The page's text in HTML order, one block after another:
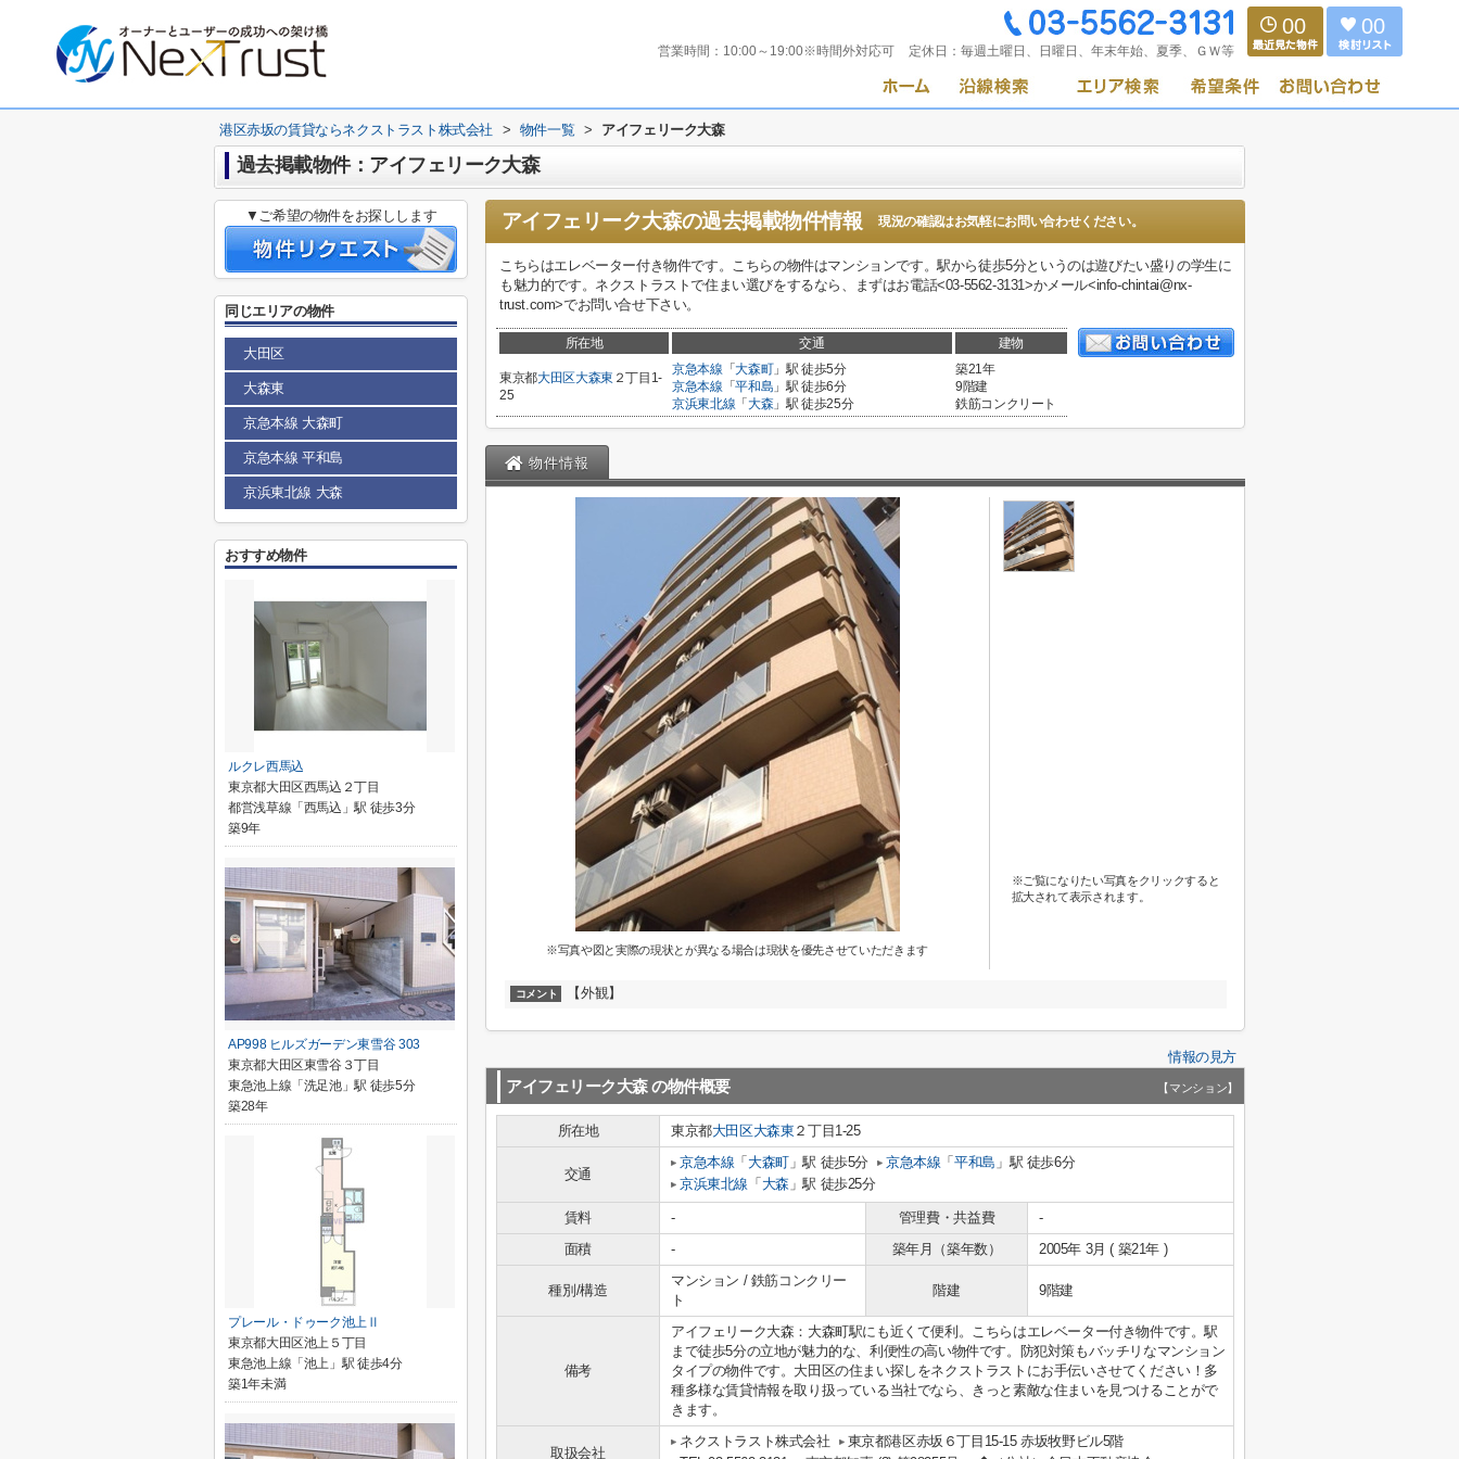
営業時間： 10:00～19:00※時間外対応可 定休日： 毎週土曜日、日曜日、年末年始、夏季、ＧＷ等
00 00
港区赤坂の賃貸ならネクストラスト株式会社 > 物件一覧 > アイフェリーク大森
過去掲載物件：アイフェリーク大森
アイフェリーク大森の過去掲載物件情報 現況の確認はお気軽にお問い合わせください。
こちらはエレベーター付き物件です。こちらの物件はマンションです。駅から徒歩5分というのは遊びたい盛りの学生に
も魅力的です。ネクストラストで住まい選びをするなら、まずはお電話<03-5562-3131>かメール<info-chintai@nx-
trust.com>でお問い合せ下さい。
所在地 交通 建物
東京都大田区大森東 ２丁目1-
25
京急本線 「大森町」駅 徒歩5分
京急本線 「平和島 」駅 徒歩6分
京浜東北線 「 大森」駅 徒歩25分
築21年
9階建
鉄筋コンクリート
物件情報
※写真や図と実際の現状とが異なる場合は現状を優先させていただきます
※ご覧になりたい写真をクリックすると
拡大されて表示されます。
コメント 【外観】
情報の見方
アイフェリーク大森の物件概要 【マンション】
所在地 東京都大田区大森東 ２丁目1-25
交通
京急本線 「 大森町」駅 徒歩5分 京急本線 「平和島 」駅 徒歩6分
京浜東北線 「 大森 」駅 徒歩25分
賃料 - 管理費・共益費
-
面積
- 築年月（築年数） 2005年 3月 ( 築21年 )
種別/構造
マンション / 鉄筋コンクリー
ト
階建 9階建
備考
アイフェリーク大森：大森町駅にも近くて便利。こちらはエレベーター付き物件です。駅
まで徒歩5分の立地が魅力的な、利便性の高い物件です。防犯対策もバッチリなマンション
タイプの物件です。大田区の住まい探しをネクストラストにお手伝いさせてください！多
種多様な賃貸情報を取り扱っている当社でなら、きっと素敵な住まいを見つけることがで
きます。
取扱会社
ネクストラスト株式会社
東京都港区赤坂６丁目15-15 赤坂牧野ビル5階
▼ご希望の物件をお探しします
同じエリアの物件
大田区
大森東
京急本線 大森町
京急本線 平和島
京浜東北線 大森
おすすめ物件
ルクレ西馬込
東京都大田区西馬込２丁目
都営浅草線「西馬込」駅 徒歩3分
築9年
AP998 ヒルズガーデン東雪谷 303
東京都大田区東雪谷３丁目
東急池上線「洗足池」駅 徒歩5分
築28年
プレール・ドゥーク池上Ⅱ
東京都大田区池上５丁目
東急池上線「池上」駅 徒歩4分
築1年未満